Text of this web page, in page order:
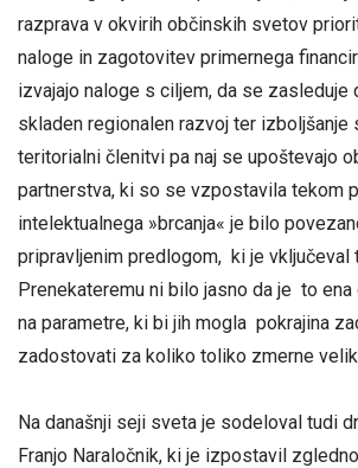
razprava v okvirih občinskih svetov
naloge in zagotovitev primernega
izvajajo naloge s ciljem, da se zasleduje
skladen regionalen razvoj ter izboljšanje
teritorialni členitvi pa naj se upoštevajo
partnerstva, ki so se vzpostavila tekom
intelektualnega »brcanja« je bilo
pripravljenim predlogom, ki je vključeval
Prenekateremu ni bilo jasno da je to
na parametre, ki bi jih mogla pokrajina
zadostovati za koliko toliko zmerne
Na današnji seji sveta je sodeloval tudi
Franjo Naraločnik, ki je izpostavil